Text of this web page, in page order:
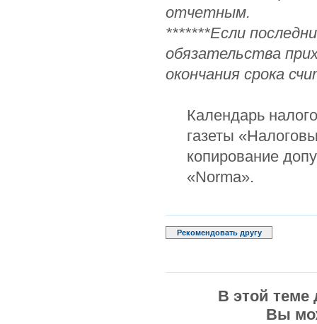
отчетным.
*******Если
обязательства
окончания срока
Календарь
газеты
копирование
«Norma».
Рекомендовать другу
В этой теме
Вы